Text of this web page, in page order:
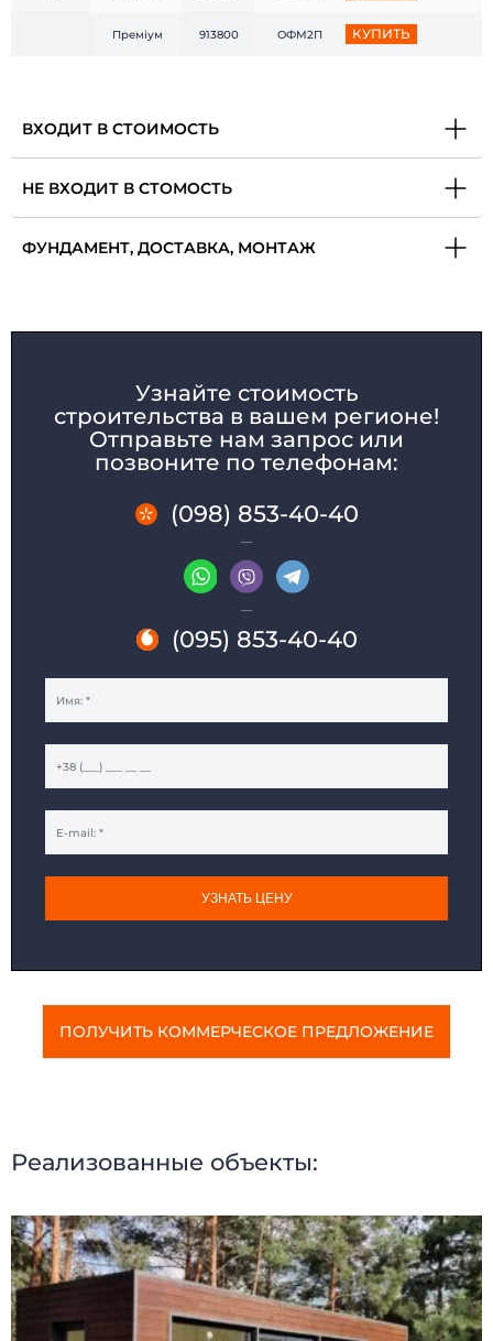
ДОМА МОДУЛЬНЫЕ
КАРКАСНЫЕ ДОМА
ДАЧНЫЕ ДОМИКИ
ТОРГОВЫЕ ПАВИЛЬОНЫ
КИОСКИ и ЛАРЬКИ
ОБЩЕЖИТИЯ
БЫТОВКИ
СТОЛОВЫЕ
ГОРОДКИ
ГЛЭМПИНГ
Премiум 913800 ОФМ2П КУПИТЬ
ВХОДИТ В СТОИМОСТЬ
НЕ ВХОДИТ В СТОМОСТЬ
ФУНДАМЕНТ, ДОСТАВКА, МОНТАЖ
Узнайте стоимость
строительства в вашем регионе!
Отправьте нам запрос или
позвоните по телефонам:
(098) 853-40-40
(095) 853-40-40
УЗНАТЬ ЦЕНУ
ПОЛУЧИТЬ КОММЕРЧЕСКОЕ ПРЕДЛОЖЕНИЕ
Реализованные объекты: